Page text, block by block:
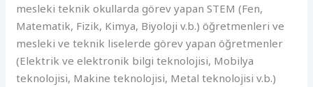
mesleki teknik okullarda görev yapan STEM (Fen,
Matematik, Fizik, Kimya, Biyoloji v.b.) öğretmenleri ve
mesleki ve teknik liselerde görev yapan öğretmenler
(Elektrik ve elektronik bilgi teknolojisi, Mobilya
teknolojisi, Makine teknolojisi, Metal teknolojisi v.b.)